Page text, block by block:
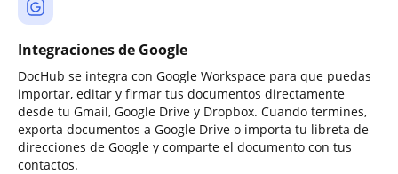
Integraciones de Google
DocHub se integra con Google Workspace para que puedas
importar, editar y firmar tus documentos directamente
desde tu Gmail, Google Drive y Dropbox. Cuando termines,
exporta documentos a Google Drive o importa tu libreta de
direcciones de Google y comparte el documento con tus
contactos.